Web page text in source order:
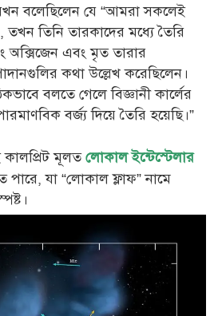
যখন বলেছিলেন যে “আমরা সকলেই
তখন তিনি তারকাদের মধ্যে তৈরি
অক্সিজেন এবং মৃত তারার
কথা উল্লেখ করেছিলেন।
বলতে গেলে বিজ্ঞানী কার্লের
বর্জ্য দিয়ে তৈরি হয়েছি।”
মূলতলোকাল ইন্টেস্টেলার
যা “লোকাল ফ্লাফ” নামে